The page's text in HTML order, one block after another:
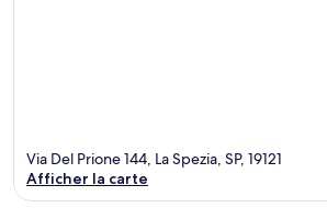
Via Del Prione 144, La Spezia, SP, 19121
Afficher la carte